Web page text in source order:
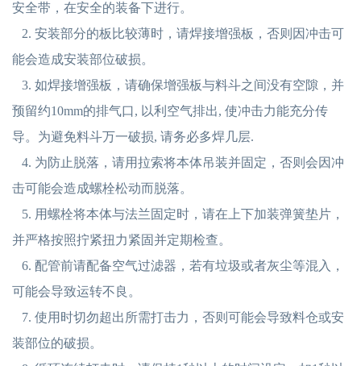
安全带，在安全的装备下进行。
2. 安装部分的板比较薄时，请焊接增强板，否则因冲击可
能会造成安装部位破损。
3. 如焊接增强板，请确保增强板与料斗之间没有空隙，并
预留约10mm的排气口, 以利空气排出, 使冲击力能充分传
导。为避免料斗万一破损, 请务必多焊几层.
4. 为防止脱落，请用拉索将本体吊装并固定，否则会因冲
击可能会造成螺栓松动而脱落。
5. 用螺栓将本体与法兰固定时，请在上下加装弹簧垫片，
并严格按照拧紧扭力紧固并定期检查。
6. 配管前请配备空气过滤器，若有垃圾或者灰尘等混入，
可能会导致运转不良。
7. 使用时切勿超出所需打击力，否则可能会导致料仓或安
装部位的破损。